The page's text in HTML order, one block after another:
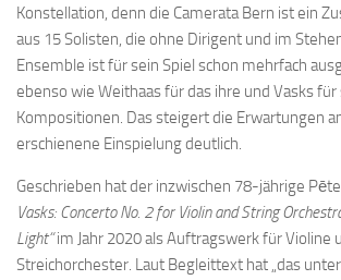
Konstellation, denn die Camerata Bern ist ein
aus 15 Solisten, die ohne Dirigent und im
Ensemble ist für sein Spiel schon mehrfach
ebenso wie Weithaas für das ihre und Vasks für
Kompositionen. Das steigert die Erwartungen
erschienene Einspielung deutlich.
Geschrieben hat der inzwischen 78-jährige
Vasks: Concerto No. 2 for Violin and String
Light“im Jahr 2020 als Auftragswerk für Violine
Streichorchester. Laut Begleittext hat „das